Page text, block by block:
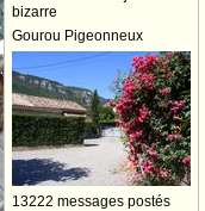
bizarre
Gourou Pigeonneux
13222 messages postés